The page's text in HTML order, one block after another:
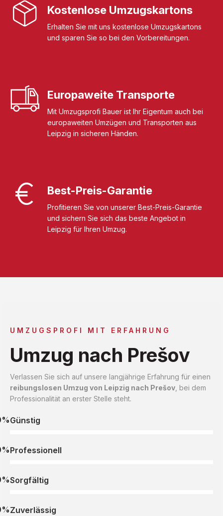
Kostenlose Umzugskartons
Erhalten Sie mit uns kostenlose Umzugskartons
und sparen Sie so bei den Vorbereitungen.
Europaweite Transporte
Mit Umzugsprofi Bauer ist Ihr Eigentum auch bei
europaweiten Umzügen und Transporten aus
Leipzig in sicheren Händen.
Best-Preis-Garantie
Profitieren Sie von unserer Best-Preis-Garantie
und sichern Sie sich das beste Angebot in
Leipzig für Ihren Umzug.
UMZUGSPROFI MIT ERFAHRUNG
Umzug nach Prešov
Verlassen Sie sich auf unsere langjährige Erfahrung für einen
reibungslosen Umzug von Leipzig nach Prešov , bei dem
Professionalität an erster Stelle steht.
Günstig
Professionell
Sorgfältig
Zuverlässig